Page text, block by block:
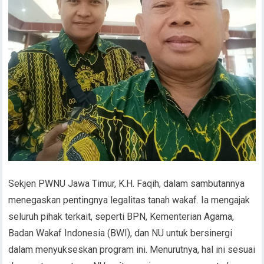
Sekjen PWNU Jawa Timur, K.H. Faqih, dalam sambutannya
menegaskan pentingnya legalitas tanah wakaf. Ia mengajak
seluruh pihak terkait, seperti BPN, Kementerian Agama,
Badan Wakaf Indonesia (BWI), dan NU untuk bersinergi
dalam menyukseskan program ini. Menurutnya, hal ini sesuai